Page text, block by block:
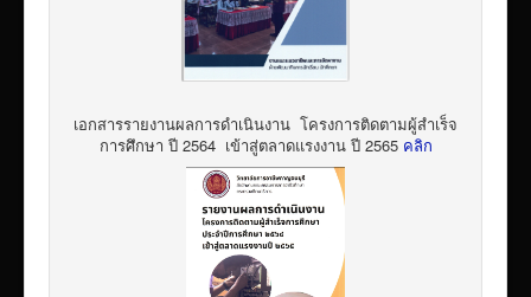
เอกสารรายงานผลการดำเนินงาน โครงการติดตามผู้สำเร็จ
การศึกษา ปี 2564 เข้าสู่ตลาดแรงงาน ปี 2565 คลิก